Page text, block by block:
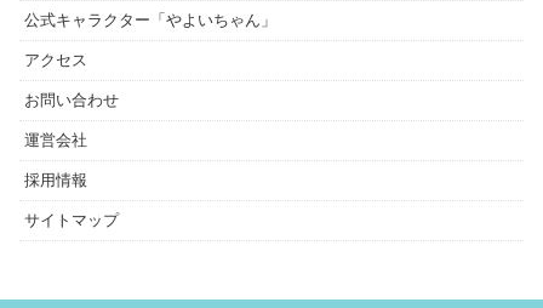
公式キャラクター「やよいちゃん」
アクセス
お問い合わせ
運営会社
採用情報
サイトマップ